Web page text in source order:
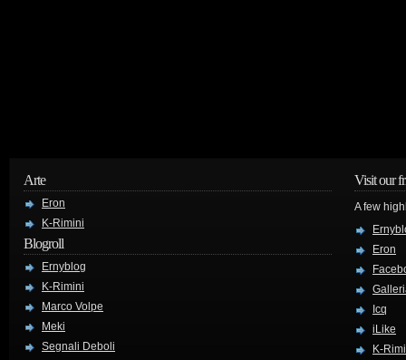
Arte
Eron
K-Rimini
Blogroll
Ernyblog
K-Rimini
Marco Volpe
Meki
Segnali Deboli
Visit our
A few
Eron
Icq
iLike
K-